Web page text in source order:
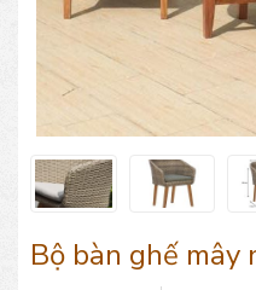
Bộ bàn ghế mây